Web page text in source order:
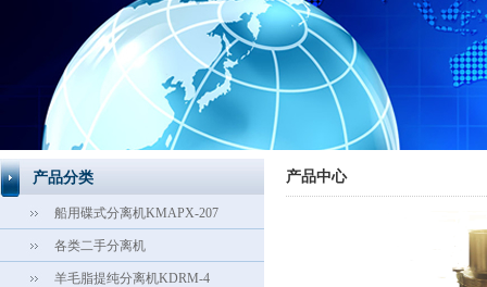
产品分类
船用碟式分离机KMAPX-207
各类二手分离机
羊毛脂提纯分离机KDRM-4
产品中心